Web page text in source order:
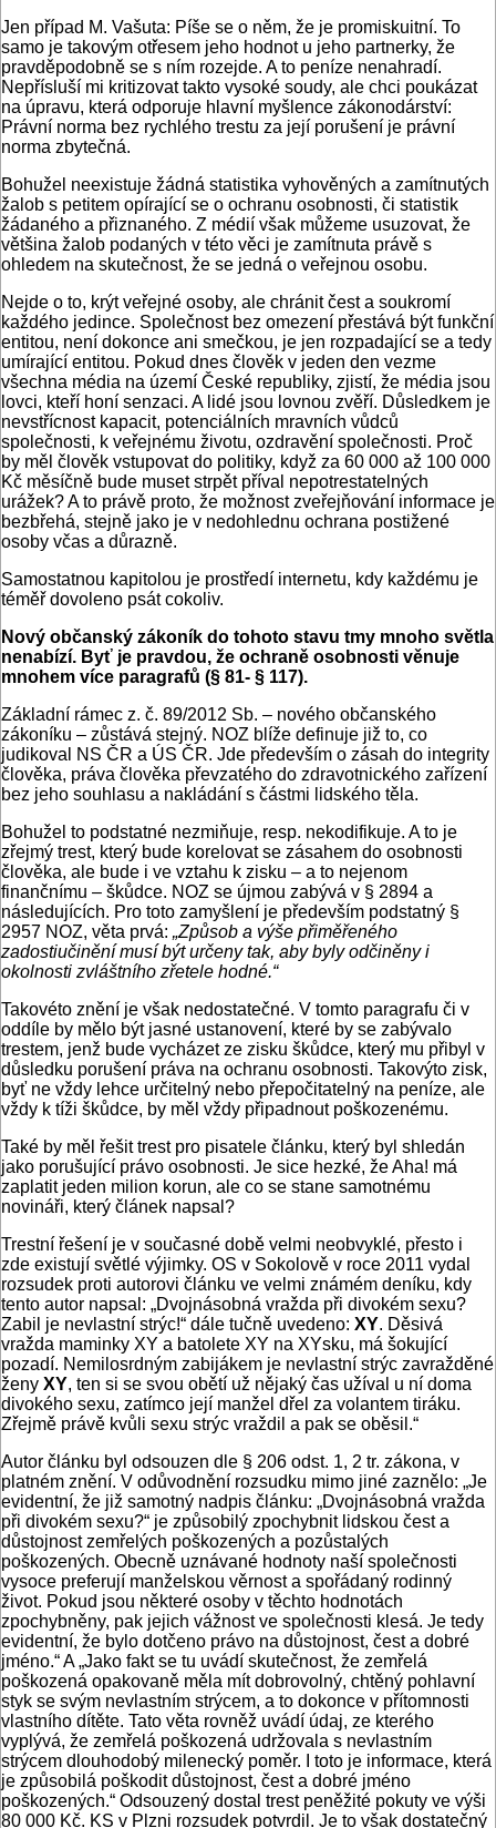
Jen případ M. Vašuta: Píše se o něm, že je promiskuitní. To
samo je takovým otřesem jeho hodnot u jeho partnerky, že
pravděpodobně se s ním rozejde. A to peníze nenahradí.
Nepřísluší mi kritizovat takto vysoké soudy, ale chci poukázat
na úpravu, která odporuje hlavní myšlence zákonodárství:
Právní norma bez rychlého trestu za její porušení je právní
norma zbytečná.
Bohužel neexistuje žádná statistika vyhověných a zamítnutých
žalob s petitem opírající se o ochranu osobnosti, či statistik
žádaného a přiznaného. Z médií však můžeme usuzovat, že
většina žalob podaných v této věci je zamítnuta právě s
ohledem na skutečnost, že se jedná o veřejnou osobu.
Nejde o to, krýt veřejné osoby, ale chránit čest a soukromí
každého jedince. Společnost bez omezení přestává být funkční
entitou, není dokonce ani smečkou, je jen rozpadající se a tedy
umírající entitou. Pokud dnes člověk v jeden den vezme
všechna média na území České republiky, zjistí, že média jsou
lovci, kteří honí senzaci. A lidé jsou lovnou zvěří. Důsledkem je
nevstřícnost kapacit, potenciálních mravních vůdců
společnosti, k veřejnému životu, ozdravění společnosti. Proč
by měl člověk vstupovat do politiky, když za 60 000 až 100 000
Kč měsíčně bude muset strpět příval nepotrestatelných
urážek? A to právě proto, že možnost zveřejňování informace je
bezbřehá, stejně jako je v nedohlednu ochrana postižené
osoby včas a důrazně.
Samostatnou kapitolou je prostředí internetu, kdy každému je
téměř dovoleno psát cokoliv.
Nový občanský zákoník do tohoto stavu tmy mnoho světla
nenabízí. Byť je pravdou, že ochraně osobnosti věnuje
mnohem více paragrafů (§ 81- § 117).
Základní rámec z. č. 89/2012 Sb. – nového občanského
zákoníku – zůstává stejný. NOZ blíže definuje již to, co
judikoval NS ČR a ÚS ČR. Jde především o zásah do integrity
člověka, práva člověka převzatého do zdravotnického zařízení
bez jeho souhlasu a nakládání s částmi lidského těla.
Bohužel to podstatné nezmiňuje, resp. nekodifikuje. A to je
zřejmý trest, který bude korelovat se zásahem do osobnosti
člověka, ale bude i ve vztahu k zisku – a to nejenom
finančnímu – škůdce. NOZ se újmou zabývá v § 2894 a
následujících. Pro toto zamyšlení je především podstatný §
2957 NOZ, věta prvá: „Způsob a výše přiměřeného
zadostiučinění musí být určeny tak, aby byly odčiněny i
okolnosti zvláštního zřetele hodné.“
Takovéto znění je však nedostatečné. V tomto paragrafu či v
oddíle by mělo být jasné ustanovení, které by se zabývalo
trestem, jenž bude vycházet ze zisku škůdce, který mu přibyl v
důsledku porušení práva na ochranu osobnosti. Takovýto zisk,
byť ne vždy lehce určitelný nebo přepočitatelný na peníze, ale
vždy k tíži škůdce, by měl vždy připadnout poškozenému.
Také by měl řešit trest pro pisatele článku, který byl shledán
jako porušující právo osobnosti. Je sice hezké, že Aha! má
zaplatit jeden milion korun, ale co se stane samotnému
novináři, který článek napsal?
Trestní řešení je v současné době velmi neobvyklé, přesto i
zde existují světlé výjimky. OS v Sokolově v roce 2011 vydal
rozsudek proti autorovi článku ve velmi známém deníku, kdy
tento autor napsal: „Dvojnásobná vražda při divokém sexu?
Zabil je nevlastní strýc!“ dále tučně uvedeno: XY. Děsivá
vražda maminky XY a batolete XY na XYsku, má šokující
pozadí. Nemilosrdným zabijákem je nevlastní strýc zavražděné
ženy XY, ten si se svou obětí už nějaký čas užíval u ní doma
divokého sexu, zatímco její manžel dřel za volantem tiráku.
Zřejmě právě kvůli sexu strýc vraždil a pak se oběsil.“
Autor článku byl odsouzen dle § 206 odst. 1, 2 tr. zákona, v
platném znění. V odůvodnění rozsudku mimo jiné zaznělo: „Je
evidentní, že již samotný nadpis článku: „Dvojnásobná vražda
při divokém sexu?“ je způsobilý zpochybnit lidskou čest a
důstojnost zemřelých poškozených a pozůstalých
poškozených. Obecně uznávané hodnoty naší společnosti
vysoce preferují manželskou věrnost a spořádaný rodinný
život. Pokud jsou některé osoby v těchto hodnotách
zpochybněny, pak jejich vážnost ve společnosti klesá. Je tedy
evidentní, že bylo dotčeno právo na důstojnost, čest a dobré
jméno.“ A „Jako fakt se tu uvádí skutečnost, že zemřelá
poškozená opakovaně měla mít dobrovolný, chtěný pohlavní
styk se svým nevlastním strýcem, a to dokonce v přítomnosti
vlastního dítěte. Tato věta rovněž uvádí údaj, ze kterého
vyplývá, že zemřelá poškozená udržovala s nevlastním
strýcem dlouhodobý milenecký poměr. I toto je informace, která
je způsobilá poškodit důstojnost, čest a dobré jméno
poškozených.“ Odsouzený dostal trest peněžité pokuty ve výši
80 000 Kč. KS v Plzni rozsudek potvrdil. Je to však dostatečný